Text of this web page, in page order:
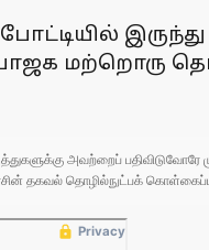
மற்றொரு
அவற்றைப்
தகவல் தொழில்நுட்பக்